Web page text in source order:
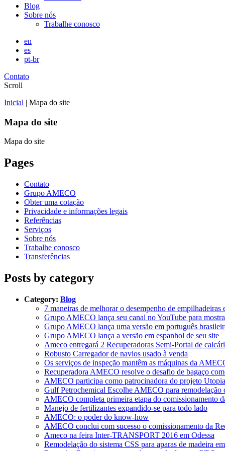
Blog
Sobre nós
Trabalhe conosco
en
es
pt-br
Contato
Scroll
Inicial | Mapa do site
Mapa do site
Mapa do site
Pages
Contato
Grupo AMECO
Obter uma cotação
Privacidade e informações legais
Referências
Serviços
Sobre nós
Trabalhe conosco
Transferências
Posts by category
Category: Blog
7 maneiras de melhorar o desempenho de
Grupo AMECO lança seu canal no YouTube para
Grupo AMECO lança uma versão em português
Grupo AMECO lança a versão em espanhol de seu site
Ameco entregará 2 Recuperadoras Semi-Portal de
Robusto Carregador de navios usado à venda
Os serviços de inspeção mantêm as máquinas da
Recuperadora AMECO resolve o desafio de bagaço
AMECO participa como patrocinadora do projeto
Gulf Petrochemical Escolhe AMECO para remodelação
AMECO completa primeira etapa do comissionamento
Manejo de fertilizantes expandido-se para todo lado
AMECO: o poder do know-how
AMECO conclui com sucesso o comissionamento da
Ameco na feira Inter-TRANSPORT 2016 em Odessa
Remodelação do sistema CSS para aparas de madeira